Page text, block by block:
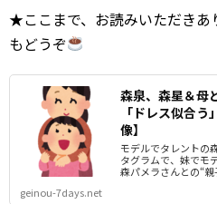
★ここまで、お読みいただきあ
もどうぞ
森泉、森星＆母
「ドレス似合
像】
モデルでタレントの
タグラムで、妹でモ
森パメラさんとの“
geinou-7days.net